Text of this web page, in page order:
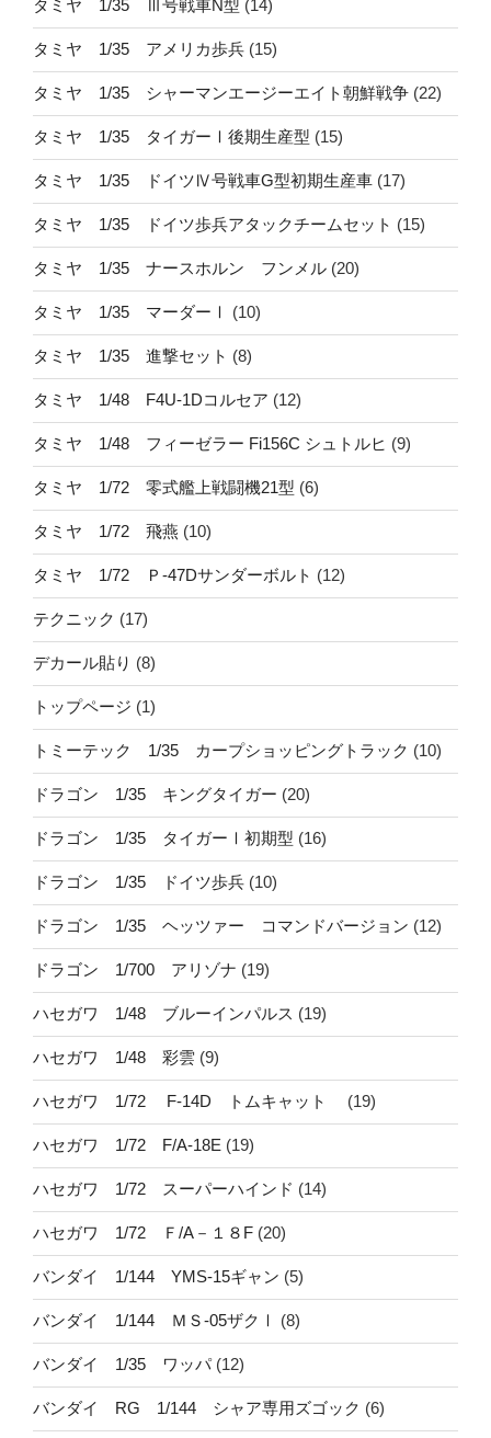
タミヤ 1/35 Ⅲ号戦車N型 (14)
タミヤ 1/35 アメリカ歩兵 (15)
タミヤ 1/35 シャーマンエージーエイト朝鮮戦争 (22)
タミヤ 1/35 タイガーⅠ後期生産型 (15)
タミヤ 1/35 ドイツⅣ号戦車G型初期生産車 (17)
タミヤ 1/35 ドイツ歩兵アタックチームセット (15)
タミヤ 1/35 ナースホルン フンメル (20)
タミヤ 1/35 マーダーⅠ (10)
タミヤ 1/35 進撃セット (8)
タミヤ 1/48 F4U-1Dコルセア (12)
タミヤ 1/48 フィーゼラー Fi156C シュトルヒ (9)
タミヤ 1/72 零式艦上戦闘機21型 (6)
タミヤ 1/72 飛燕 (10)
タミヤ 1/72 Ｐ-47Dサンダーボルト (12)
テクニック (17)
デカール貼り (8)
トップページ (1)
トミーテック 1/35 カープショッピングトラック (10)
ドラゴン 1/35 キングタイガー (20)
ドラゴン 1/35 タイガーⅠ初期型 (16)
ドラゴン 1/35 ドイツ歩兵 (10)
ドラゴン 1/35 ヘッツァー コマンドバージョン (12)
ドラゴン 1/700 アリゾナ (19)
ハセガワ 1/48 ブルーインパルス (19)
ハセガワ 1/48 彩雲 (9)
ハセガワ 1/72 F-14D トムキャット (19)
ハセガワ 1/72 F/A-18E (19)
ハセガワ 1/72 スーパーハインド (14)
ハセガワ 1/72 Ｆ/A－１８F (20)
バンダイ 1/144 YMS-15ギャン (5)
バンダイ 1/144 ＭＳ-05ザクⅠ (8)
バンダイ 1/35 ワッパ(12)
バンダイ RG 1/144 シャア専用ズゴック (6)